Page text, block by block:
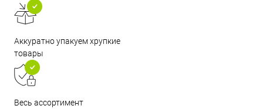
Аккуратно упакуем хрупкие
товары
Весь ассортимент